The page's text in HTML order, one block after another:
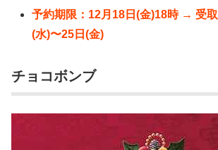
予約期限：12月18日(金)18時 → 受
(水)〜25日(金)
チョコボンブ